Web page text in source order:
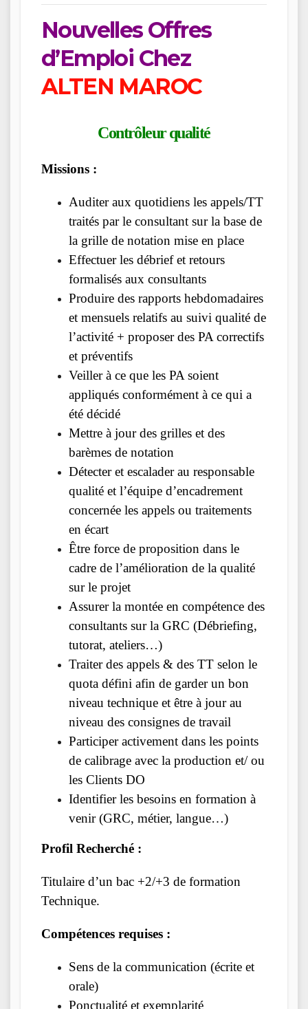
Nouvelles Offres
d’Emploi Chez
ALTEN MAROC
Contrôleur qualité
Missions :
Auditer aux quotidiens les appels/TT
traités par le consultant sur la base de
la grille de notation mise en place
Effectuer les débrief et retours
formalisés aux consultants
Produire des rapports hebdomadaires
et mensuels relatifs au suivi qualité de
l’activité + proposer des PA correctifs
et préventifs
Veiller à ce que les PA soient
appliqués conformément à ce qui a
été décidé
Mettre à jour des grilles et des
barèmes de notation
Détecter et escalader au responsable
qualité et l’équipe d’encadrement
concernée les appels ou traitements
en écart
Être force de proposition dans le
cadre de l’amélioration de la qualité
sur le projet
Assurer la montée en compétence des
consultants sur la GRC (Débriefing,
tutorat, ateliers…)
Traiter des appels & des TT selon le
quota défini afin de garder un bon
niveau technique et être à jour au
niveau des consignes de travail
Participer activement dans les points
de calibrage avec la production et/ ou
les Clients DO
Identifier les besoins en formation à
venir (GRC, métier, langue…)
Profil Recherché :
Titulaire d’un bac +2/+3 de formation
Technique.
Compétences requises :
Sens de la communication (écrite et
orale)
Ponctualité et exemplarité